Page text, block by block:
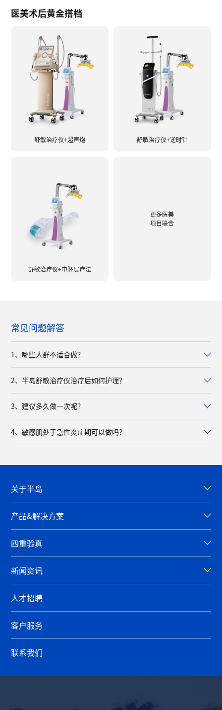
医美术后黄金搭档
舒敏治疗仪+超声炮 舒敏治疗仪+逆时针
舒敏治疗仪+中胚层疗法
更多医美
项目联合
常见问题解答
1、哪些人群不适合做？
2、半岛舒敏治疗仪治疗后如何护理？
3、建议多久做一次呢？
4、敏感肌处于急性炎症期可以做吗？
关于半岛
产品&解决方案
四重验真
新闻资讯
人才招聘
客户服务
联系我们